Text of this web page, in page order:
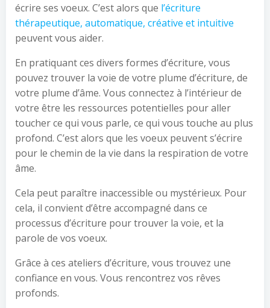
écrire ses voeux. C’est alors que l’écriture
thérapeutique, automatique, créative et intuitive
peuvent vous aider.
En pratiquant ces divers formes d’écriture, vous
pouvez trouver la voie de votre plume d’écriture, de
votre plume d’âme. Vous connectez à l’intérieur de
votre être les ressources potentielles pour aller
toucher ce qui vous parle, ce qui vous touche au plus
profond. C’est alors que les voeux peuvent s’écrire
pour le chemin de la vie dans la respiration de votre
âme.
Cela peut paraître inaccessible ou mystérieux. Pour
cela, il convient d’être accompagné dans ce
processus d’écriture pour trouver la voie, et la
parole de vos voeux.
Grâce à ces ateliers d’écriture, vous trouvez une
confiance en vous. Vous rencontrez vos rêves
profonds.